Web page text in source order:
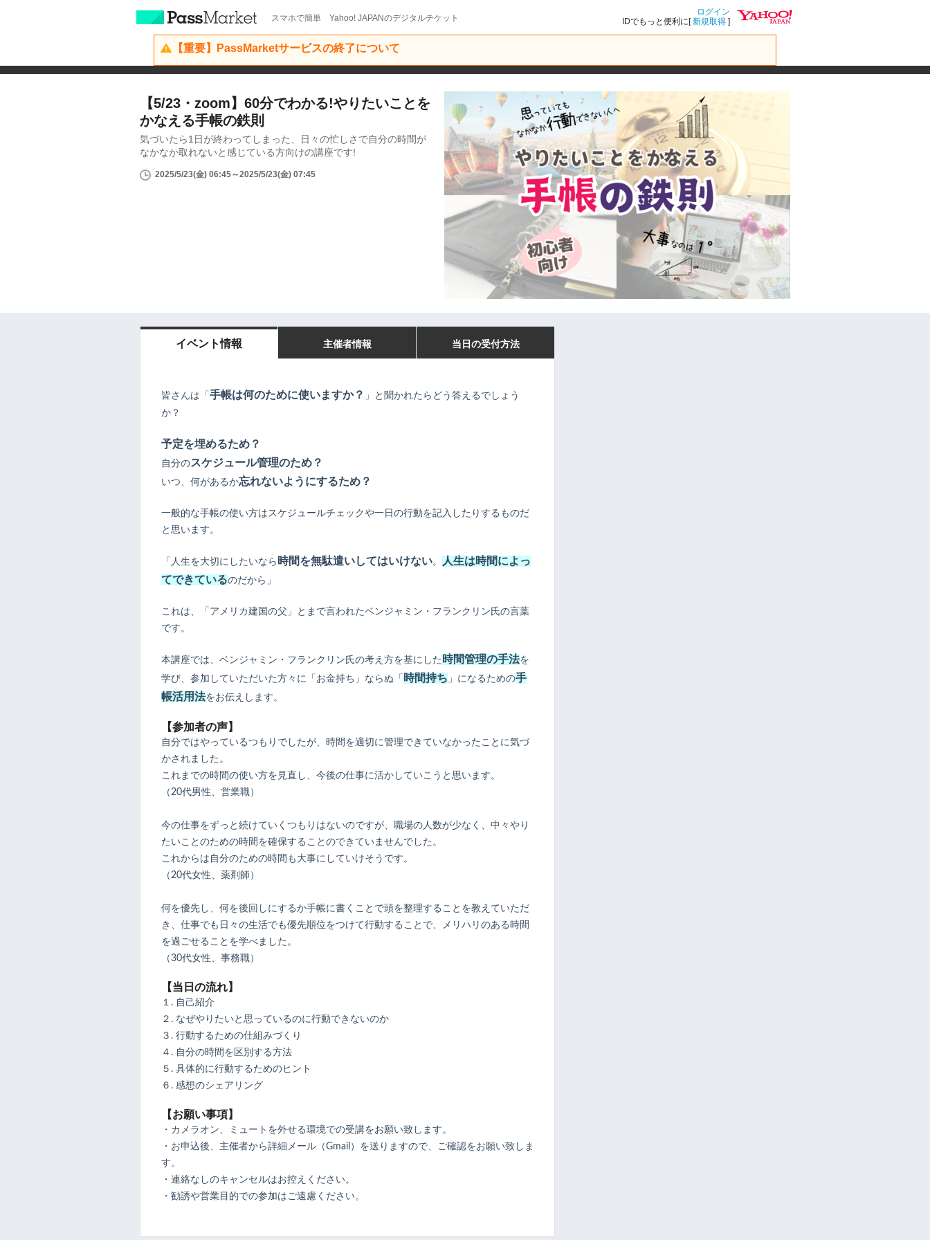
スマホで簡単 Yahoo! JAPANのデジタルチケット
ログイン
IDでもっと便利に[新規取得 ]
【重要】PassMarketサービスの終了について
【5/23・zoom】60分でわかる!やりたいことを
かなえる手帳の鉄則
気づいたら1日が終わってしまった、日々の忙しさで自分の時間が
なかなか取れないと感じている方向けの講座です!
2025/5/23(金) 06:45～2025/5/23(金) 07:45
イベント情報 主催者情報 当日の受付方法
皆さんは「 手帳は何のために使いますか？ 」と聞かれたらどう答えるでしょう
か？
予定を埋めるため？
自分のスケジュール管理のため？
いつ、何があるか忘れないようにするため？
一般的な手帳の使い方はスケジュールチェックや一日の行動を記入したりするものだ
と思います。
「人生を大切にしたいなら 時間を無駄遣いしてはいけない。 人生は時間によっ
てできているのだから」
これは、「アメリカ建国の父」とまで言われたベンジャミン・フランクリン氏の言葉
です。
本講座では、ベンジャミン・フランクリン氏の考え方を基にした 時間管理の手法を
学び、参加していただいた方々に「お金持ち」ならぬ「 時間持ち 」になるための手
帳活用法をお伝えします。
【参加者の声】
自分ではやっているつもりでしたが、時間を適切に管理できていなかったことに気づ
かされました。
これまでの時間の使い方を見直し、今後の仕事に活かしていこうと思います。
（20代男性、営業職）
今の仕事をずっと続けていくつもりはないのですが、職場の人数が少なく、中々やり
たいことのための時間を確保することのできていませんでした。
これからは自分のための時間も大事にしていけそうです。
（20代女性、薬剤師）
何を優先し、何を後回しにするか手帳に書くことで頭を整理することを教えていただ
き、仕事でも日々の生活でも優先順位をつけて行動することで、メリハリのある時間
を過ごせることを学べました。
（30代女性、事務職）
【当日の流れ】
１. 自己紹介
２. なぜやりたいと思っているのに行動できないのか
３. 行動するための仕組みづくり
４. 自分の時間を区別する方法
５. 具体的に行動するためのヒント
６. 感想のシェアリング
【お願い事項】
・カメラオン、ミュートを外せる環境での受講をお願い致します。
・お申込後、主催者から詳細メール（Gmail）を送りますので、ご確認をお願い致しま
す。
・連絡なしのキャンセルはお控えください。
・勧誘や営業目的での参加はご遠慮ください。